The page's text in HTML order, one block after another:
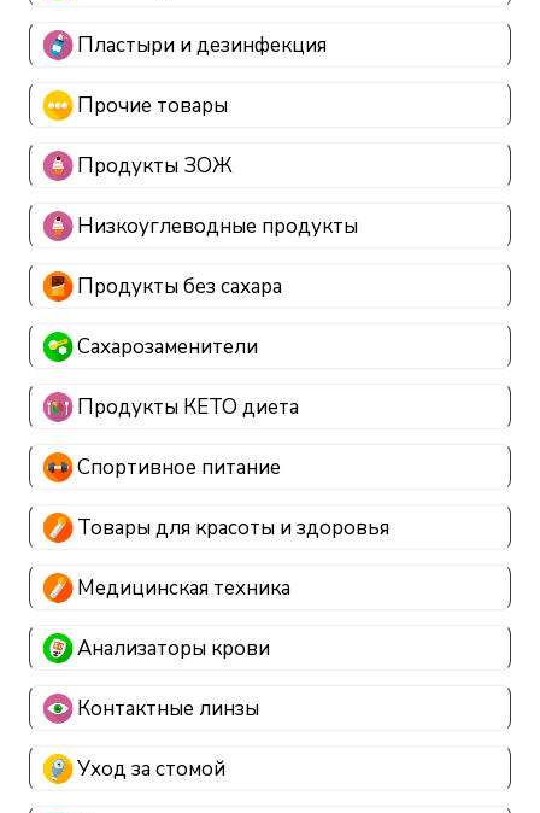
Пластыри и дезинфекция
Прочие товары
Продукты ЗОЖ
Низкоуглеводные продукты
Продукты без сахара
Сахарозаменители
Продукты КЕТО диета
Спортивное питание
Товары для красоты и здоровья
Медицинская техника
Анализаторы крови
Контактные линзы
Уход за стомой